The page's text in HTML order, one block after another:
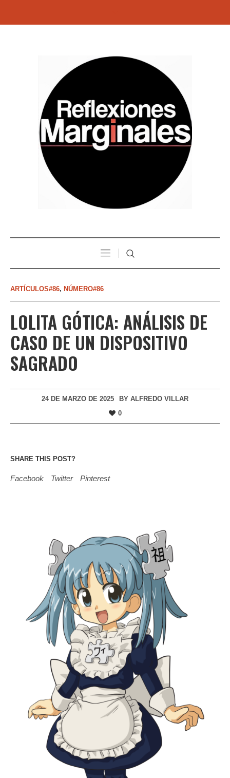
ARTÍCULOS#86, NÚMERO#86
LOLITA GÓTICA: ANÁLISIS DE
CASO DE UN DISPOSITIVO
SAGRADO
24 DE MARZO DE 2025 BY ALFREDO VILLAR
0
SHARE THIS POST?
Facebook Twitter Pinterest